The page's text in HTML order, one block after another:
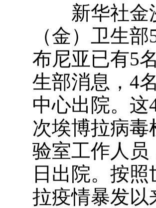
新华社金沙
（金）卫生
布尼亚已有5
生部消息，4
中心出院。
次埃博拉病
验室工作人员
日出院。按
拉疫情暴发以